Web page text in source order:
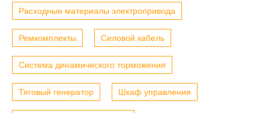
Расходные материалы электропривода
Ремкомплекты Силовой кабель
Система динамического торможения
Тяговый генератор Шкаф управления